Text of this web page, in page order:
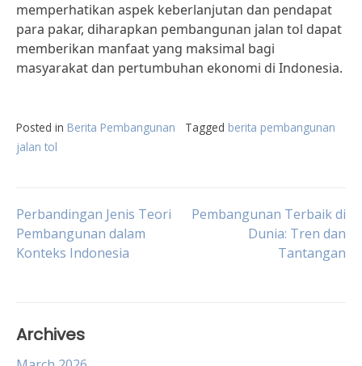
memperhatikan aspek keberlanjutan dan pendapat
para pakar, diharapkan pembangunan jalan tol dapat
memberikan manfaat yang maksimal bagi
masyarakat dan pertumbuhan ekonomi di Indonesia.
Posted in Berita Pembangunan Tagged berita pembangunan
jalan tol
Post
navigation
Perbandingan Jenis Teori
Pembangunan dalam
Konteks Indonesia
Pembangunan Terbaik di
Dunia: Tren dan
Tantangan
Archives